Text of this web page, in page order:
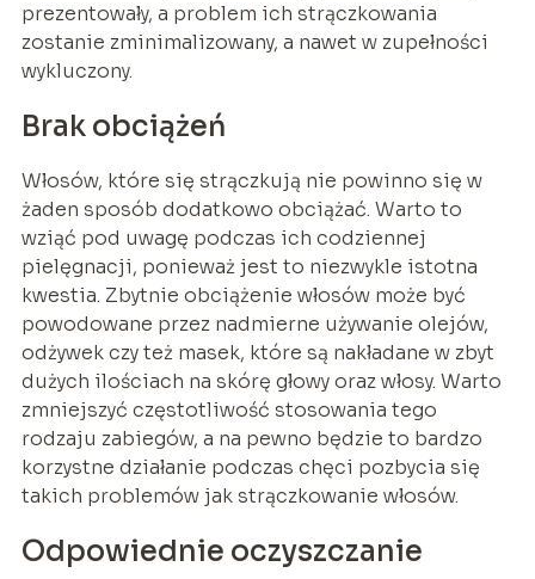
prezentowały, a problem ich strączkowania
zostanie zminimalizowany, a nawet w zupełności
wykluczony.
Brak obciążeń
Włosów, które się strączkują nie powinno się w
żaden sposób dodatkowo obciążać. Warto to
wziąć pod uwagę podczas ich codziennej
pielęgnacji, ponieważ jest to niezwykle istotna
kwestia. Zbytnie obciążenie włosów może być
powodowane przez nadmierne używanie olejów,
odżywek czy też masek, które są nakładane w zbyt
dużych ilościach na skórę głowy oraz włosy. Warto
zmniejszyć częstotliwość stosowania tego
rodzaju zabiegów, a na pewno będzie to bardzo
korzystne działanie podczas chęci pozbycia się
takich problemów jak strączkowanie włosów.
Odpowiednie oczyszczanie